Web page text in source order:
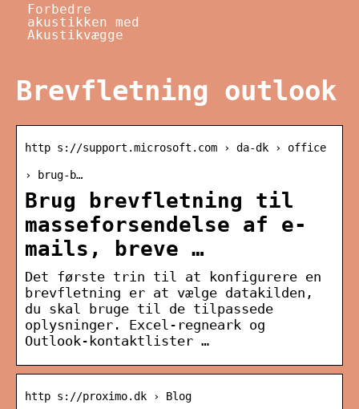
Forbedre
akustikken med
Akustikvægge
Brevfletning outlook
http s://support.microsoft.com › da-dk › office
› brug-b…
Brug brevfletning til
masseforsendelse af e-
mails, breve …
Det første trin til at konfigurere en
brevfletning er at vælge datakilden,
du skal bruge til de tilpassede
oplysninger. Excel-regneark og
Outlook-kontaktlister …
http s://proximo.dk › Blog